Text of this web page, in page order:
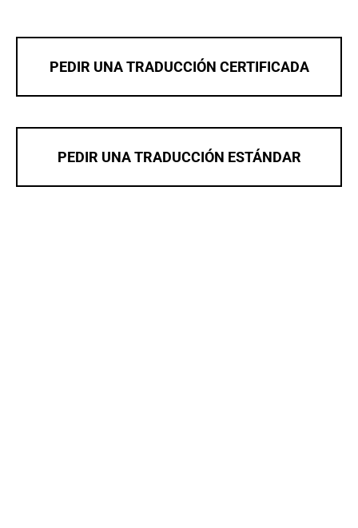
PEDIR UNA TRADUCCIÓN CERTIFICADA
PEDIR UNA TRADUCCIÓN ESTÁNDAR